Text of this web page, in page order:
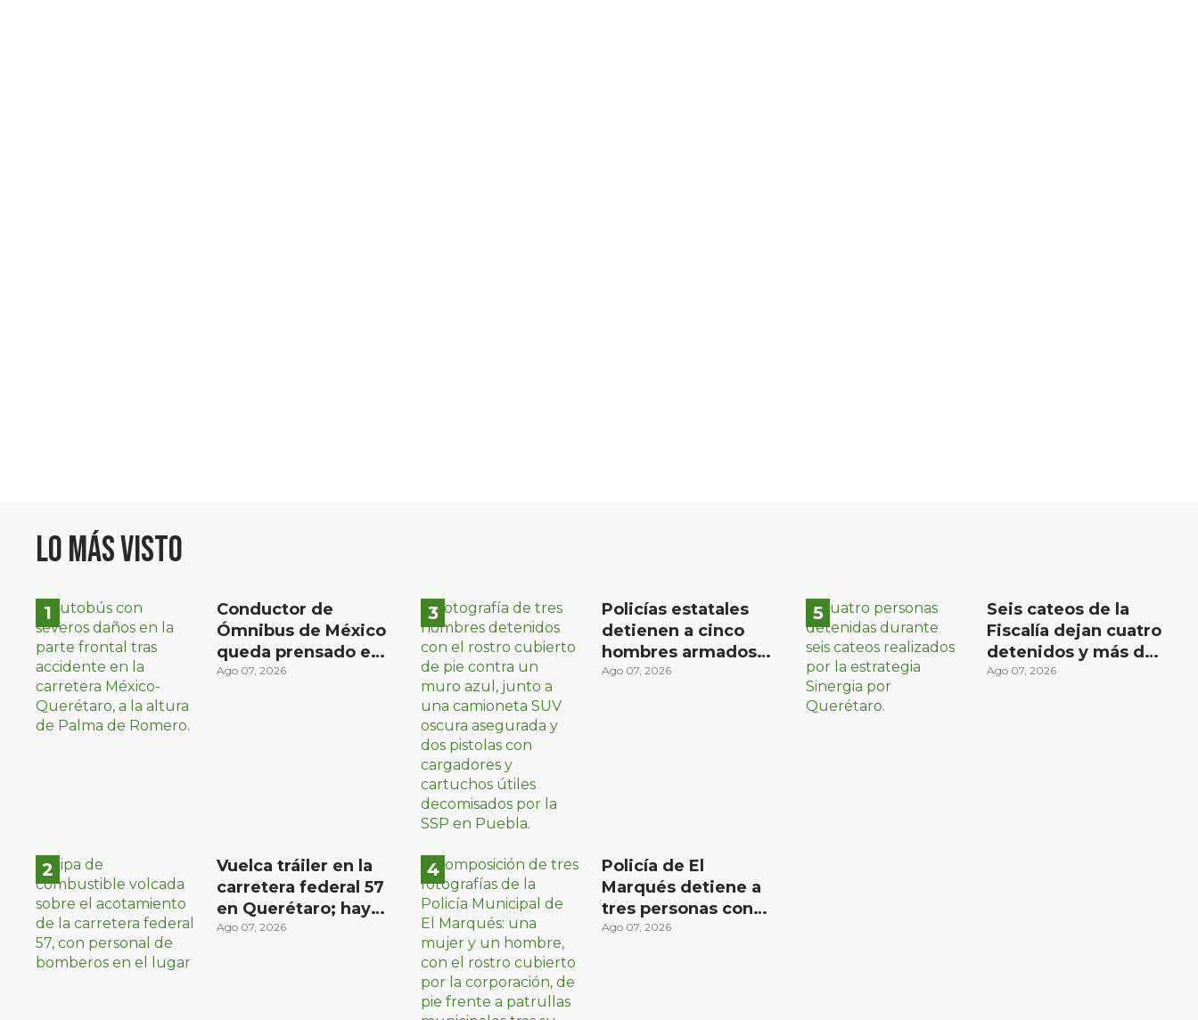
Lo más visto
Conductor de
Ómnibus de México
queda prensado en
choque con
Ago 07, 2026
Vuelca tráiler en la
carretera federal 57
en Querétaro; hay
derrame de
Ago 07, 2026
Policías estatales
detienen a cinco
hombres armados
en Puebla capital
Ago 07, 2026
Policía de El
Marqués detiene a
tres personas con
distintos narcóticos
Ago 07, 2026
Seis cateos de la
Fiscalía dejan cuatro
detenidos y más de
mil dosis
Ago 07, 2026